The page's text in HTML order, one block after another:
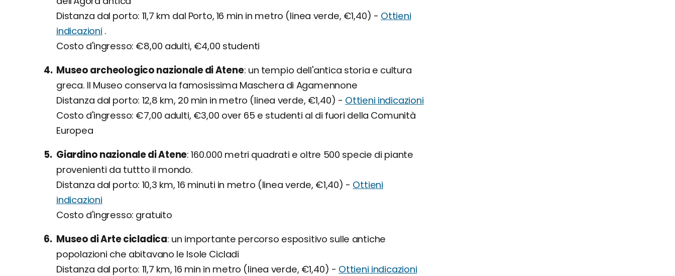
Distanza dal porto: 11,7 km dal Porto, 16 min in metro (linea verde, €1,40) - Ottieni
indicazioni .
Costo d'ingresso: €8,00 adulti, €4,00 studenti
Museo archeologico nazionale di Atene un tempio dell'antica storia e cultura
greca. Il Museo conserva la famosissima Maschera di Agamennone
Distanza dal porto: 12,8 km, 20 min in metro (linea verde, €1,40) - Ottieni indicazioni
Costo d'ingresso: €7,00 adulti, €3,00 over 65 e studenti al di fuori della Comunità
Europea
Giardino nazionale di Atene 160.000 metri quadrati e oltre 500 specie di piante
provenienti da tuttto il mondo.
Distanza dal porto: 10,3 km, 16 minuti in metro (linea verde, €1,40) - Ottieni
indicazioni
Costo d'ingresso: gratuito
Museo di Arte cicladica un importante percorso espositivo sulle antiche
popolazioni che abitavano le Isole Cicladi
Distanza dal porto: 11,7 km, 16 min in metro (linea verde, €1,40) - Ottieni indicazioni